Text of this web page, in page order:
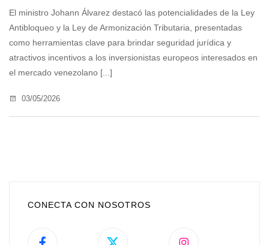
El ministro Johann Álvarez destacó las potencialidades de la Ley
Antibloqueo y la Ley de Armonización Tributaria, presentadas
como herramientas clave para brindar seguridad jurídica y
atractivos incentivos a los inversionistas europeos interesados en
el mercado venezolano [...]
03/05/2026
CONECTA CON NOSOTROS